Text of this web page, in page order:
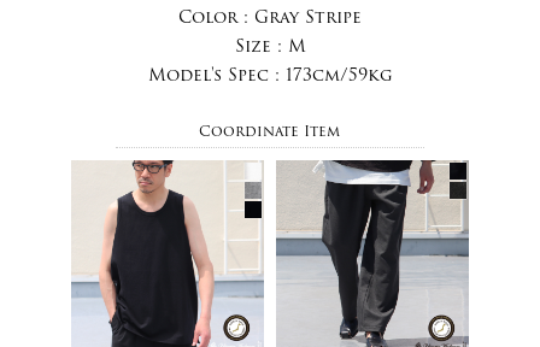
Color : Gray Stripe
Size : M
Model's Spec : 173cm/59kg
Coordinate Item